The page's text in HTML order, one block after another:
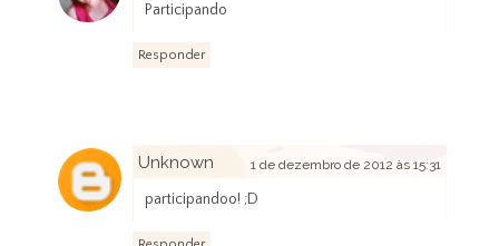
Participando
Responder
Unknown 1 de dezembro de 2012 às 15:31
participandoo! ;D